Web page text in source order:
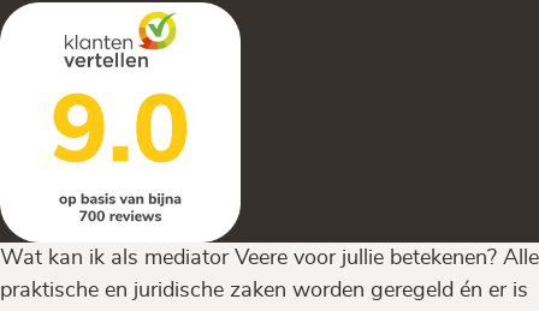
Wat kan ik als mediator Veere voor jullie betekenen? Alle
praktische en juridische zaken worden geregeld én er is